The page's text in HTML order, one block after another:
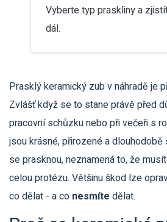
Vyberte typ praskliny a
dál.
Prasklý keramický zub v náhradě je
Zvlášť když se to stane právě před
pracovní schůzku nebo při večeři s
jsou krásné, přirozené a
se prasknou, neznamená to, že
celou protézu. Většinu škod lze
co dělat - a co nesmíte dělat.